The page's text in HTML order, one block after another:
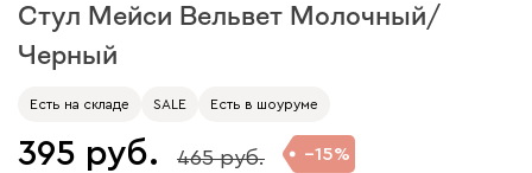
Стул Мейси Вельвет Молочный/
Черный
Есть на складе SALE Есть в шоуруме
395 465 15